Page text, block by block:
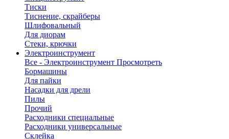
Тиски
Тиснение, скрайберы
Шлифовальный
Для диорам
Стеки, крючки
Электроинструмент
Все - Электроинструмент Просмотреть
Бормашины
Для пайки
Насадки для дрели
Пилы
Прочий
Расходники специальные
Расходники универсальные
Склейка